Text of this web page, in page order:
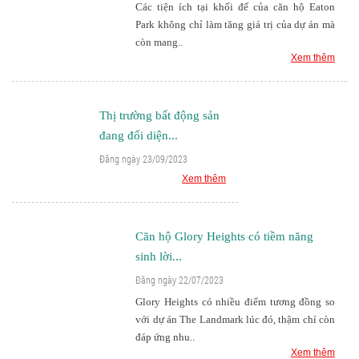
Các tiện ích tại khối đế của căn hộ Eaton
Park không chỉ làm tăng giá trị của dự án mà
còn mang..
Xem thêm
Thị trường bất động sản
đang đối diện...
Đăng ngày 23/09/2023
Xem thêm
Căn hộ Glory Heights có tiềm năng
sinh lời...
Đăng ngày 22/07/2023
Glory Heights có nhiều điểm tương đồng so
với dự án The Landmark lúc đó, thậm chí còn
đáp ứng nhu..
Xem thêm